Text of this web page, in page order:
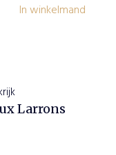
In winkelmand
Larrons